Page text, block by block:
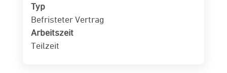
Typ
Befristeter Vertrag
Arbeitszeit
Teilzeit